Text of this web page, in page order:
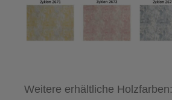
Weitere erhältliche Holzfarben: